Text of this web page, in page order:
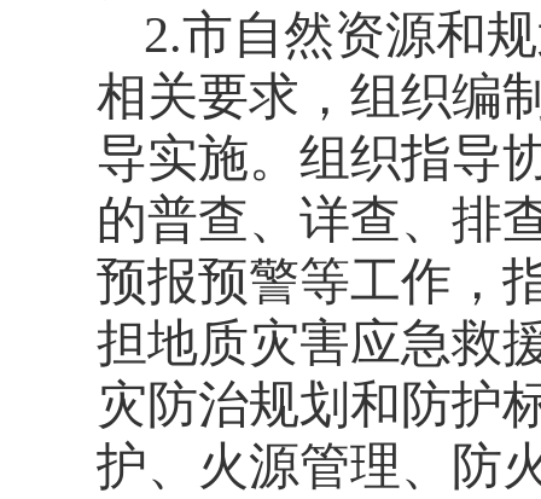
2.市自然资源和
相关要求，组织编
导实施。组织指导
的普查、详查、排
预报预警等工作，
担地质灾害应急救
灾防治规划和防护
护、火源管理、防